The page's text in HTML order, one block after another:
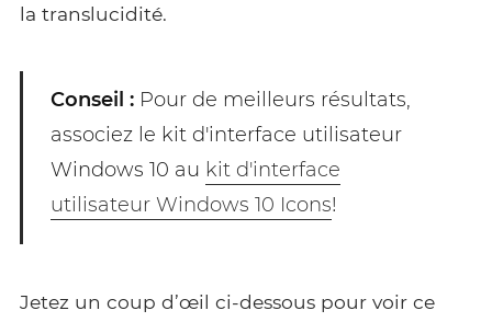
la translucidité.
Conseil :Pour de meilleurs résultats,
associez le kit d'interface utilisateur
Windows 10 au kit d'interface
utilisateur Windows 10 Icons!
Jetez un coup d’œil ci-dessous pour voir ce